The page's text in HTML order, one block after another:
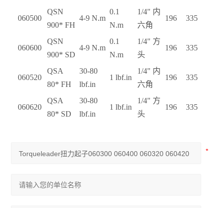
060500
QSN
900* FH
4-9 N.m
0.1
N.m
1/4" 内
六角
196 335
060600
QSN
900* SD
4-9 N.m
0.1
N.m
1/4" 方
头
196 335
060520
QSA
80* FH
30-80
lbf.in
1 lbf.in
1/4" 内
六角
196 335
060620
QSA
80* SD
30-80
lbf.in
1 lbf.in
1/4" 方
头
196 335